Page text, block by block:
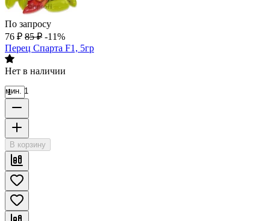
По запросу
76 ₽ 85 ₽ -11%
Перец Спарта F1, 5гр
Нет в наличии
мин. 1
В корзину